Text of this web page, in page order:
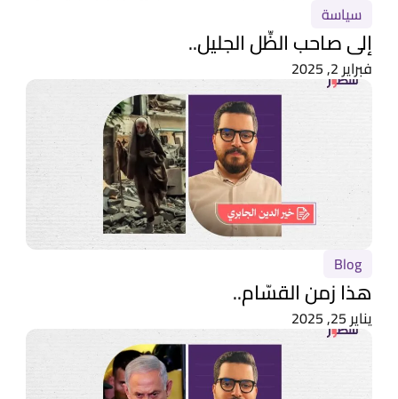
سياسة
إلى صاحب الظِّل الجليل..
فبراير 2, 2025
Blog
هذا زمن القسّام..
يناير 25, 2025